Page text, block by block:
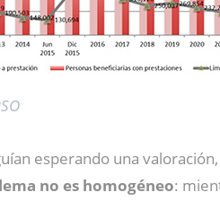
esperando una
no es homogéneo: